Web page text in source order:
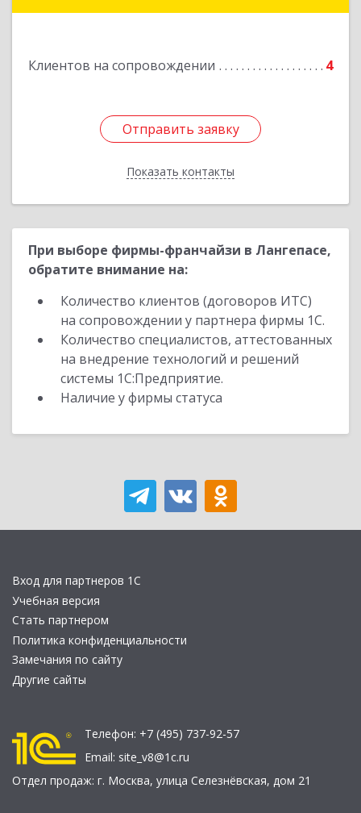
Клиентов на сопровождении 4
Отправить заявку
Показать контакты
Подробнее
Отправить заявку
Назад
При выборе фирмы-франчайзи в Лангепасе,
обратите внимание на:
Количество клиентов (договоров ИТС)
на сопровождении у партнера фирмы 1С.
Количество специалистов, аттестованных
на внедрение технологий и решений
системы 1С:Предприятие.
Наличие у фирмы статуса
Вход для партнеров 1С
Учебная версия
Стать партнером
Политика конфиденциальности
Замечания по сайту
Другие сайты
Телефон: +7 (495) 737-92-57
Email: site_v8@1c.ru
Отдел продаж: г. Москва, улица Селезнёвская, дом 21